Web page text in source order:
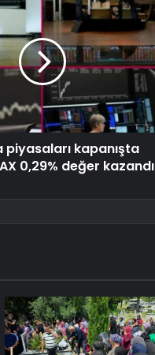
piyasaları kapanışta
0,29% değer kazandı